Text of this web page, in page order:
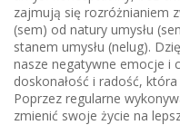
zajmują się rozróżnianiem
(sem) od natury umysłu
stanem umysłu (nelug).
nasze negatywne emocje i
doskonałość i radość,
Poprzez regularne
zmienić swoje życie na